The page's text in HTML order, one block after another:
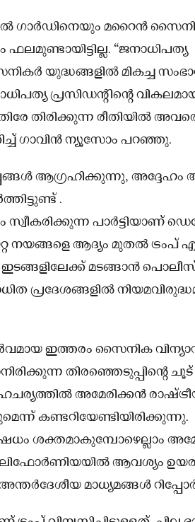
ഗാർഡിനെയും മറൈൻ
ഫലമുണ്ടായിട്ടില്ല. “ജനാധിപത്യ
യുദ്ധങ്ങളിൽ മികച്ച
പ്രസിഡന്റിന്റെ
തിരിക്കുന്ന രീതിയിൽ
ഗാവിൻ ന്യൂസോം പറഞ്ഞു.
ആഗ്രഹിക്കുന്നു, അദ്ദേഹം
.
പാർട്ടിയാണ്
നയങ്ങളെ ആദ്യം മുതൽ ട്രംപ്
മടങ്ങാൻ പൊലീസ്
പ്രദേശങ്ങളിൽ
ഇത്തരം സൈനിക
തിരഞ്ഞെടുപ്പിന്റെ ചൂട്
അമേരിക്കൻ
കണ്ടറിയേണ്ടിയിരിക്കുന്നു.
ശക്തമാകുമ്പോഴെല്ലാം
ആവശ്യം
മാധ്യമങ്ങള്‍